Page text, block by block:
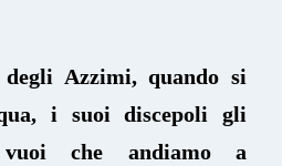
Azzimi, quando si
i suoi discepoli gli
vuoi che andiamo a